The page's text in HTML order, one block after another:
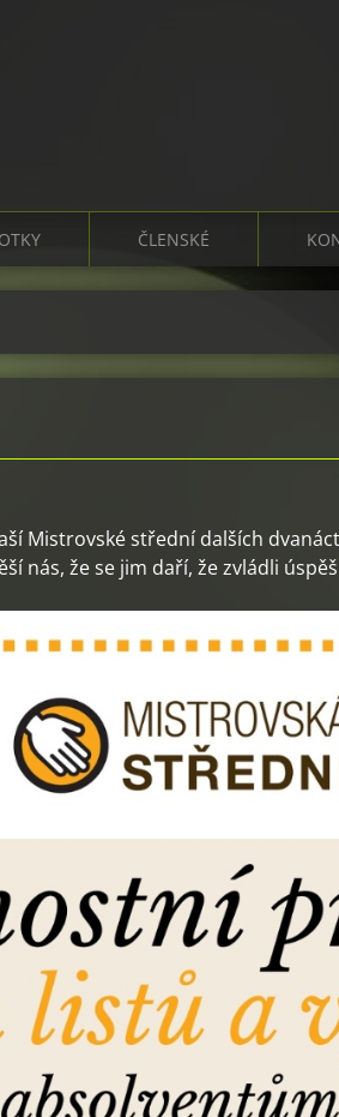
ČLENSKÉ
Mistrovské střední dalších
nás, že se jim daří, že zvládli